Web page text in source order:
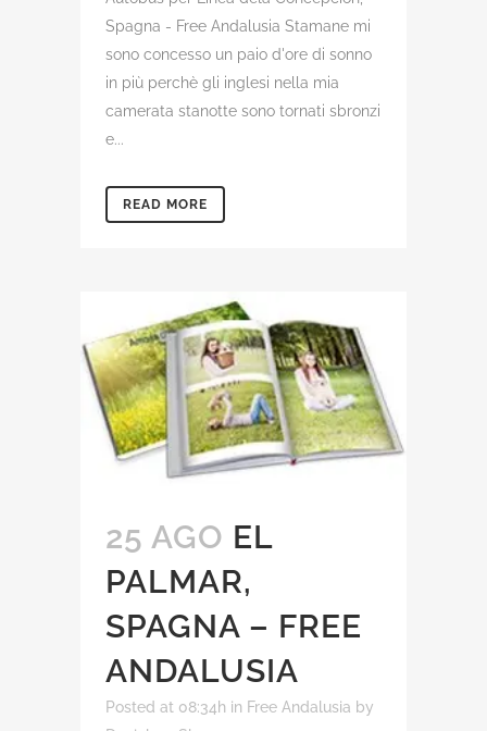
Spagna - Free Andalusia Stamane mi
sono concesso un paio d'ore di sonno
in più perchè gli inglesi nella mia
camerata stanotte sono tornati sbronzi
e...
READ MORE
25 AGO EL
PALMAR,
SPAGNA – FREE
ANDALUSIA
Posted at 08:34h in Free Andalusia by